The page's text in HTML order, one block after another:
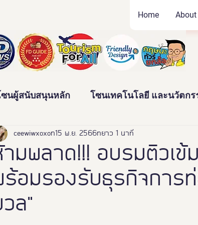
Home About
นผู้สนับสนุนหลัก โซนเทคโนโลยี และนวัตกร
เพื่อสุขภาพ วัฒนธรรม และสินค้าชุมชน
ณภาพชีวิต ข่าว News Thailand
ามพลาด!!! อบรมติวเข้
ร้อมรองรับธุรกิจการท่
วล"
ceewiwxoxo 15 พ.ย. 2566 ยาว 1 นาที